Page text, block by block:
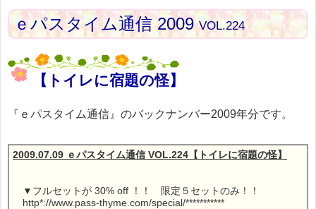
ｅパスタイム通信 2009VOL.224
【トイレに宿題の怪】
『ｅパスタイム通信』のバックナンバー2009年分です。
2009.07.09 ｅパスタイム通信 VOL.224【トイレに宿題の怪】
▼フルセットが 30% off ！！ 限定５セットのみ！！
http*://www.pass-thyme.com/special/***********